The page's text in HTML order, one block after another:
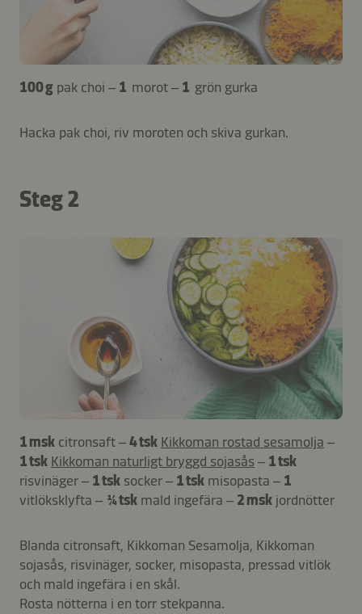
100 g pak choi – 1 morot – 1 grön gurka
Hacka pak choi, riv moroten och skiva gurkan.
Steg 2
1 msk citronsaft –4 tsk Kikkoman rostad sesamolja –
1 tsk Kikkoman naturligt bryggd sojasås – 1 tsk
risvinäger – 1 tsk socker – 1 tsk misopasta – 1
vitlöksklyfta – ¼ tsk mald ingefära – 2 msk jordnötter
Blanda citronsaft, Kikkoman Sesamolja, Kikkoman
sojasås, risvinäger, socker, misopasta, pressad vitlök
och mald ingefära i en skål.
Rosta nötterna i en torr stekpanna.